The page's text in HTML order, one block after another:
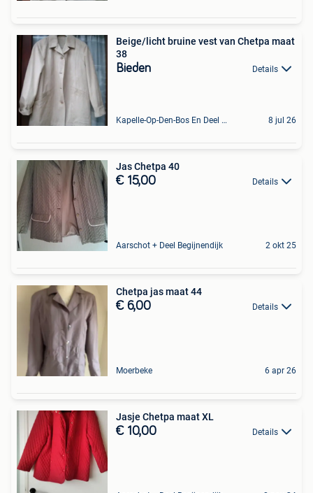
Beige/licht bruine vest van Chetpa maat
38
Bieden Details
Kapelle-Op-Den-Bos En Deel Van Zemst 8 jul 26
Jas Chetpa 40
€ 15,00 Details
Aarschot + Deel Begijnendijk 2 okt 25
Chetpa jas maat 44
€ 6,00 Details
Moerbeke 6 apr 26
Jasje Chetpa maat XL
€ 10,00 Details